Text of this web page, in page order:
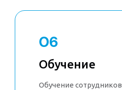
06
Обучение
Обучение сотрудников